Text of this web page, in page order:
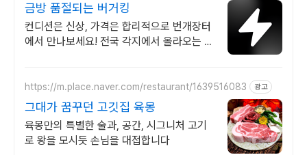
금방 품절되는 버거킹
컨디션은 신상, 가격은 합리적으로 번개장터
에서 만나보세요! 전국 각지에서 올라오는 전
https://m.place.naver.com/restaurant/1639516083 광고
그대가 꿈꾸던 고깃집 육몽
육몽만의 특별한 술과, 공간, 시그니처 고기
로 왕을 모시듯 손님을 대접합니다